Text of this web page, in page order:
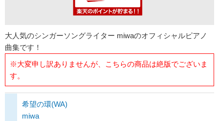
大人気のシンガーソングライター miwaのオフィシャルピアノ
曲集です！
※大変申し訳ありませんが、こちらの商品は絶版でございま
す。
希望の環(WA)
miwa